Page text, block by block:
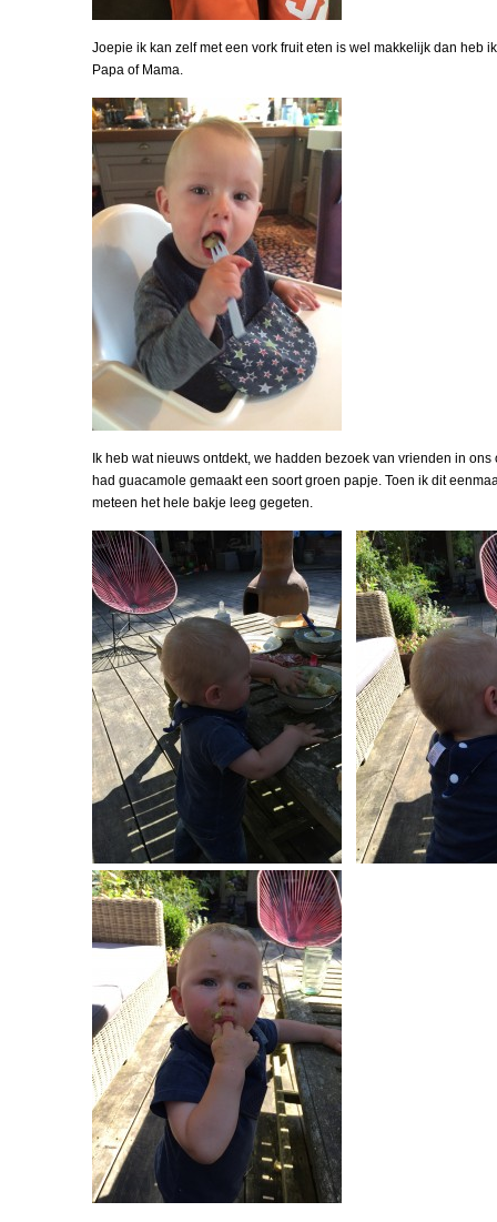
Joepie ik kan zelf met een vork fruit eten is wel makkelijk dan heb
Papa of Mama.
Ik heb wat nieuws ontdekt, we hadden bezoek van vrienden in
had guacamole gemaakt een soort groen papje. Toen ik dit
meteen het hele bakje leeg gegeten.